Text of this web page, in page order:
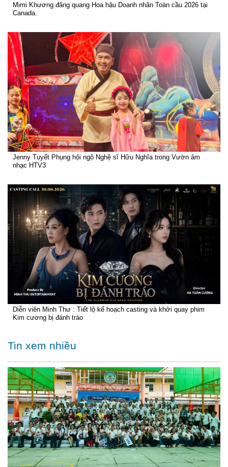
Mimi Khương đăng quang Hoa hậu Doanh nhân Toàn cầu 2026 tại
Canada.
Jenny Tuyết Phụng hội ngộ Nghệ sĩ Hữu Nghĩa trong Vườn âm
nhạc HTV3
Diễn viên Minh Thư : Tiết lộ kế hoạch casting và khởi quay phim
Kim cương bị đánh tráo
Tin xem nhiều